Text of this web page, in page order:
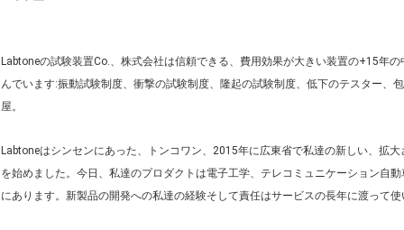
Labtoneの試験装置Co.、株式会社は信頼できる、費用効果が大きい装置の+15年
んでいます:振動試験制度、衝撃の試験制度、隆起の試験制度、低下のテスター、
屋。
Labtoneはシンセンにあった、トンコワン、2015年に広東省で私達の新しい、拡
を始めました。今日、私達のプロダクトは電子工学、テレコミュニケーション自
にあります。新製品の開発への私達の経験そして責任はサービスの長年に渡って